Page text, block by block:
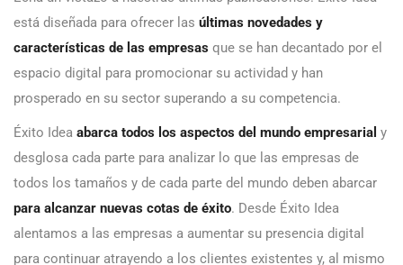
está diseñada para ofrecer las últimas novedades y
características de las empresas que se han decantado por el
espacio digital para promocionar su actividad y han
prosperado en su sector superando a su competencia.
Éxito Idea abarca todos los aspectos del mundo empresarial y
desglosa cada parte para analizar lo que las empresas de
todos los tamaños y de cada parte del mundo deben abarcar
para alcanzar nuevas cotas de éxito. Desde Éxito Idea
alentamos a las empresas a aumentar su presencia digital
para continuar atrayendo a los clientes existentes y, al mismo